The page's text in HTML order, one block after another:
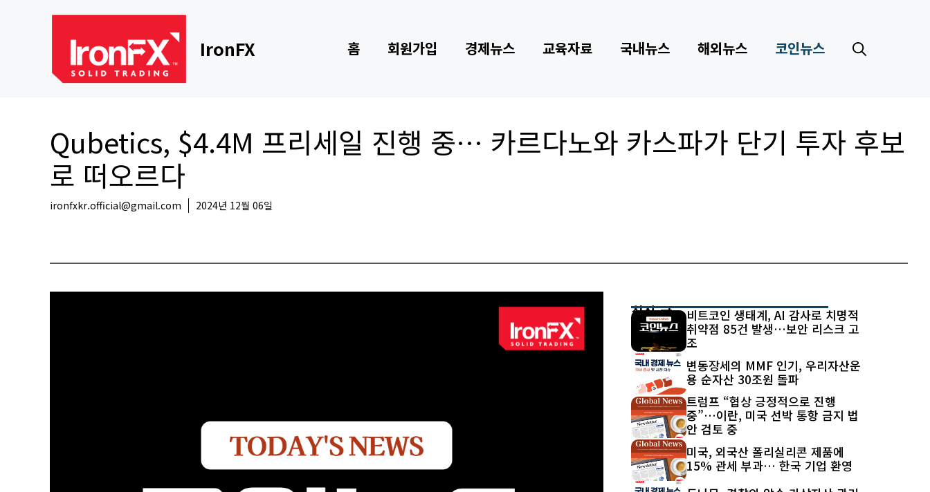
IronFX 홈 회원가입 경제뉴스 교육자료 국내뉴스 해외뉴스 코인뉴스
Qubetics, $4.4M 프리세일 진행 중… 카르다노와 카스파가 단기 투자 후보
로 떠오르다
ironfxkr.official@gmail.com 2024년 12월 06일
최신 글
비트코인 생태계, AI 감사로 치명적
취약점 85건 발생…보안 리스크 고
조
변동장세의 MMF 인기, 우리자산운
용 순자산 30조원 돌파
트럼프 “협상 긍정적으로 진행
중”…이란, 미국 선박 통항 금지 법
안 검토 중
미국, 외국산 폴리실리콘 제품에
15% 관세 부과… 한국 기업 환영